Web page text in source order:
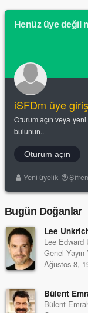
Henüz üye değil
iSFDm üye
Oturum açın veya
bulunun..
Oturum açın
Yeni üyelik
Bugün Doğanlar
Lee
Lee Edward
Genel
Ağustos 8,
Bülent
Bülent